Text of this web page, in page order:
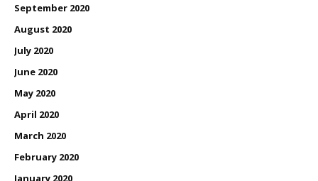
September 2020
August 2020
July 2020
June 2020
May 2020
April 2020
March 2020
February 2020
January 2020